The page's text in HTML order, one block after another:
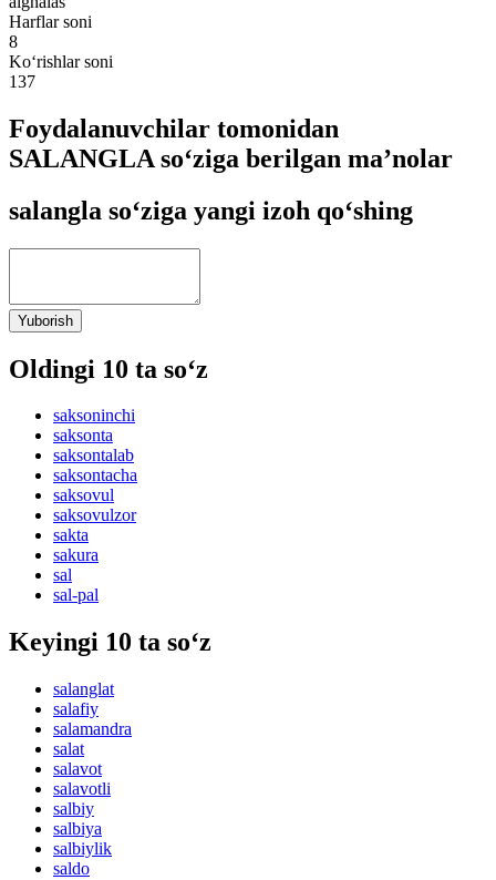
Harflar soni
8
Ko‘rishlar soni
137
Foydalanuvchilar tomonidan
SALANGLA so‘ziga berilgan ma’nolar
salangla so‘ziga yangi izoh qo‘shing
Yuborish
Oldingi 10 ta so‘z
saksoninchi
saksonta
saksontalab
saksontacha
saksovul
saksovulzor
sakta
sakura
sal
sal-pal
Keyingi 10 ta so‘z
salanglat
salafiy
salamandra
salat
salavot
salavotli
salbiy
salbiya
salbiylik
saldo